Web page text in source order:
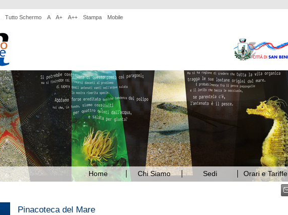
Tutto Schermo A A+ A++ Stampa Mobile
Chi Siamo Sedi Orari e Tariffe
Home
Pinacoteca del Mare